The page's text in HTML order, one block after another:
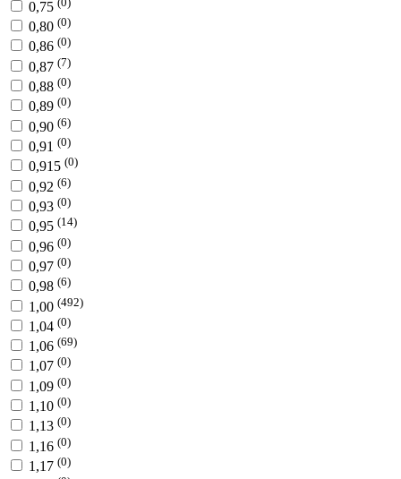
0,75
0,80 (0)
0,86 (0)
0,87 (7)
0,88 (0)
0,89 (0)
0,90 (6)
0,91 (0)
0,915 (0)
0,92 (6)
0,93 (0)
0,95 (14)
0,96 (0)
0,97 (0)
0,98 (6)
1,00 (492)
1,04 (0)
1,06 (69)
1,07 (0)
1,09 (0)
1,10 (0)
1,13 (0)
1,16 (0)
1,17 (0)